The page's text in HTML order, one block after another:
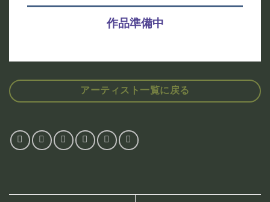
作品準備中
アーティスト一覧に戻る